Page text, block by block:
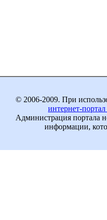
© 2006-2009. При
интернет-
Администрация портала
информации,